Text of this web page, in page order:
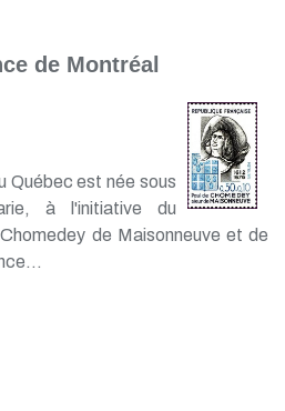
de Montréal
Québec est née sous
à l'initiative du
de Maisonneuve et de